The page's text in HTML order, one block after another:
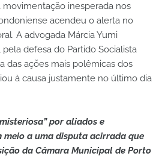
movimentação inesperada nos
acendeu o alerta no
A advogada Márcia Yumi
defesa do Partido Socialista
das ações mais polêmicas dos
à causa justamente no último dia
por aliados e
meio a uma disputa acirrada que
da Câmara Municipal de Porto